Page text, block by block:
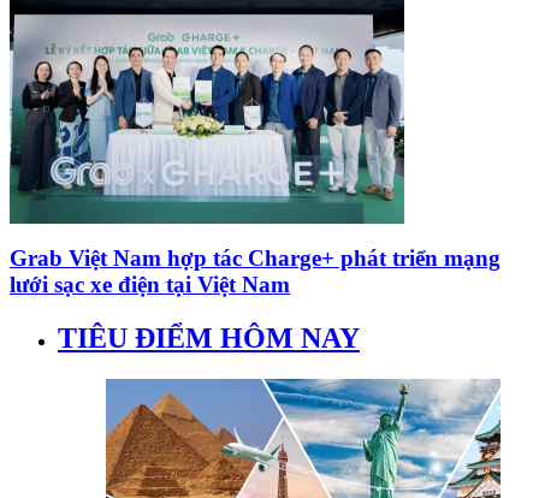
Grab Việt Nam hợp tác Charge+ phát triển mạng
lưới sạc xe điện tại Việt Nam
TIÊU ĐIỂM HÔM NAY